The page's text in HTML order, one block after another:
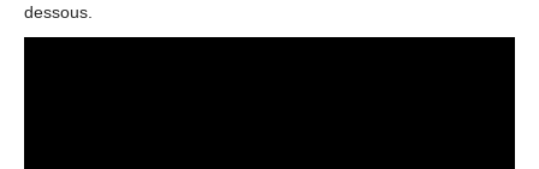
dessous.